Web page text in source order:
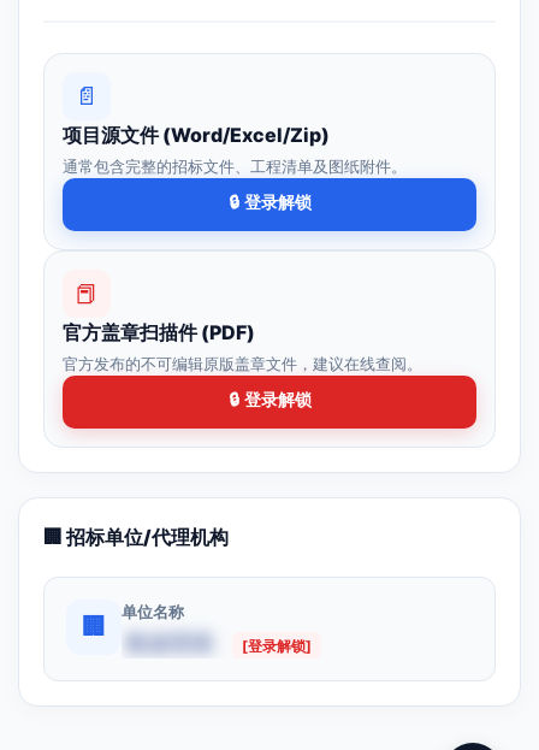
📄
项目源文件 (Word/Excel/Zip)
通常包含完整的招标文件、工程清单及图纸附件。
🔒 登录解锁
📕
官方盖章扫描件 (PDF)
官方发布的不可编辑原版盖章文件，建议在线查阅。
🔒 登录解锁
🏢 招标单位/代理机构
🏢
单位名称
[登录解锁]